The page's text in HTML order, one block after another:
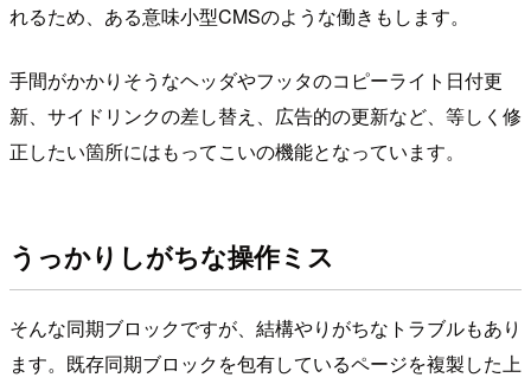
れるため、ある意味小型CMSのような働きもします。
手間がかかりそうなヘッダやフッタのコピーライト日付更
新、サイドリンクの差し替え、広告的の更新など、等しく修
正したい箇所にはもってこいの機能となっています。
うっかりしがちな操作ミス
そんな同期ブロックですが、結構やりがちなトラブルもあり
ます。既存同期ブロックを包有しているページを複製した上